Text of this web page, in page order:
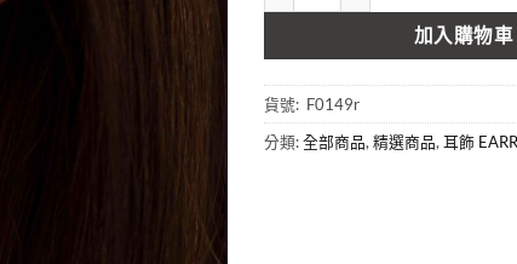
加入購物車
貨號: F0149r
分類:全部商品, 精選商品, 耳飾